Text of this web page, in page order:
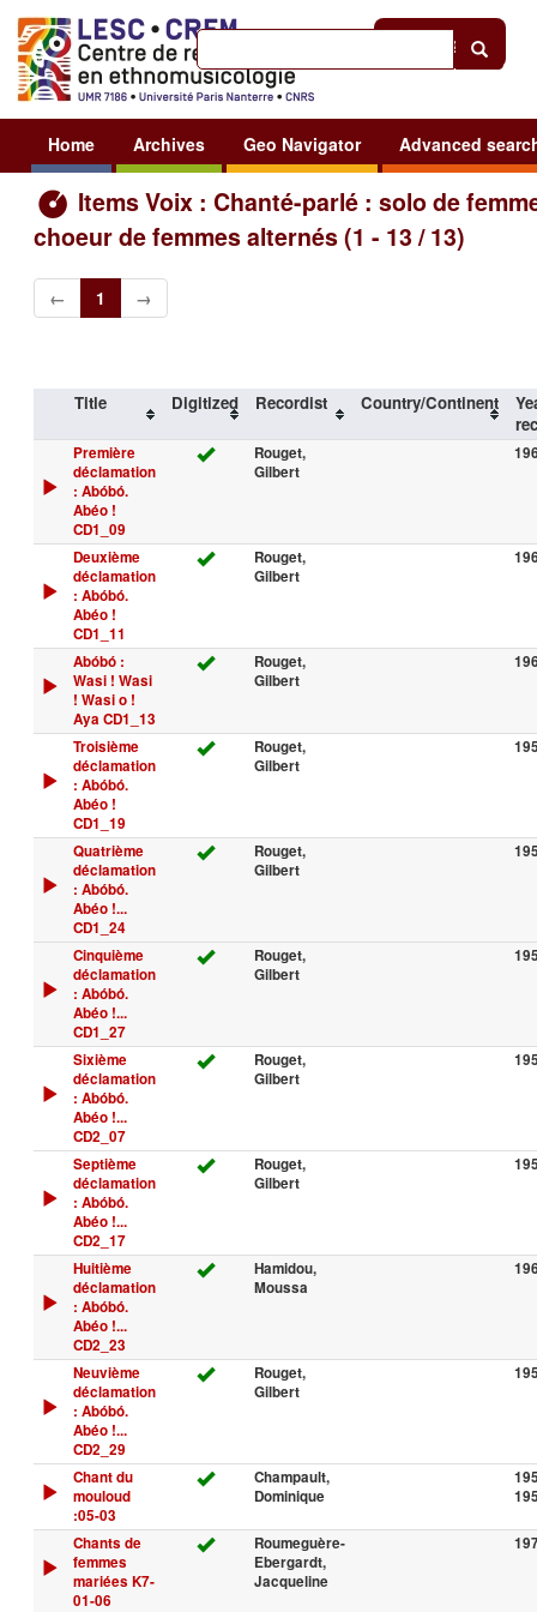
Sign in
Home Archives Geo Navigator Advanced
Items Voix : Chanté-parlé : solo de
choeur de femmes alternés (1 - 13 / 13)
← 1 →
Title Digitized Recordist Country/Continent
Première
déclamation
: Abóbó.
Abéo !
CD1_09
Rouget,
Gilbert
Deuxième
déclamation
: Abóbó.
Abéo !
CD1_11
Rouget,
Gilbert
Abóbó :
Wasi ! Wasi
! Wasi o !
Aya CD1_13
Rouget,
Gilbert
Troisième
déclamation
: Abóbó.
Abéo !
CD1_19
Rouget,
Gilbert
Quatrième
déclamation
: Abóbó.
Abéo !...
CD1_24
Rouget,
Gilbert
Cinquième
déclamation
: Abóbó.
Abéo !...
CD1_27
Rouget,
Gilbert
Sixième
déclamation
: Abóbó.
Abéo !...
CD2_07
Rouget,
Gilbert
Septième
déclamation
: Abóbó.
Abéo !...
CD2_17
Rouget,
Gilbert
Huitième
déclamation
: Abóbó.
Abéo !...
CD2_23
Hamidou,
Moussa
Neuvième
déclamation
: Abóbó.
Abéo !...
CD2_29
Rouget,
Gilbert
Chant du
mouloud
:05-03
Champault,
Dominique
Chants de
femmes
mariées K7-
01-06
Roumeguère-
Ebergardt,
Jacqueline